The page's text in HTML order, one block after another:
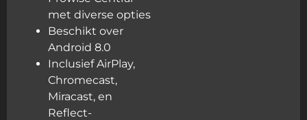
met diverse opties
Beschikt over
Android 8.0
Inclusief AirPlay,
Chromecast,
Miracast, en
Reflect-